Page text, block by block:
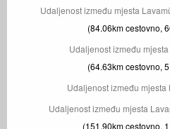
Udaljenost između mjesta
(84.06km cestovno,
Udaljenost između
(64.63km cestovno,
Udaljenost između mjesta
Udaljenost između mjesta
(151.90km cestovno,